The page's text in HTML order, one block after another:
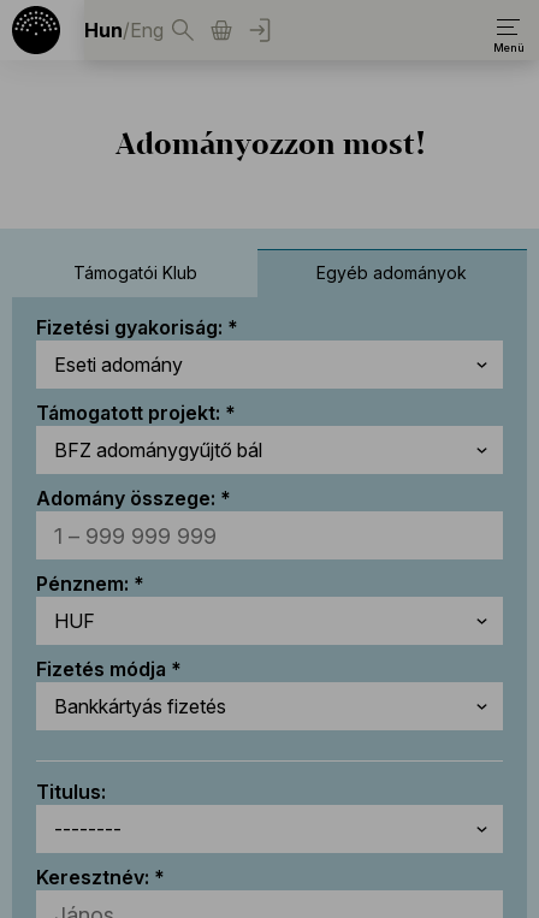
Hun/Eng
Adományozzon most!
Támogatói Klub Egyéb adományok
Fizetési gyakoriság:
Támogatott projekt:
Adomány összege:
Pénznem:
Fizetés módja
Titulus:
Keresztnév: